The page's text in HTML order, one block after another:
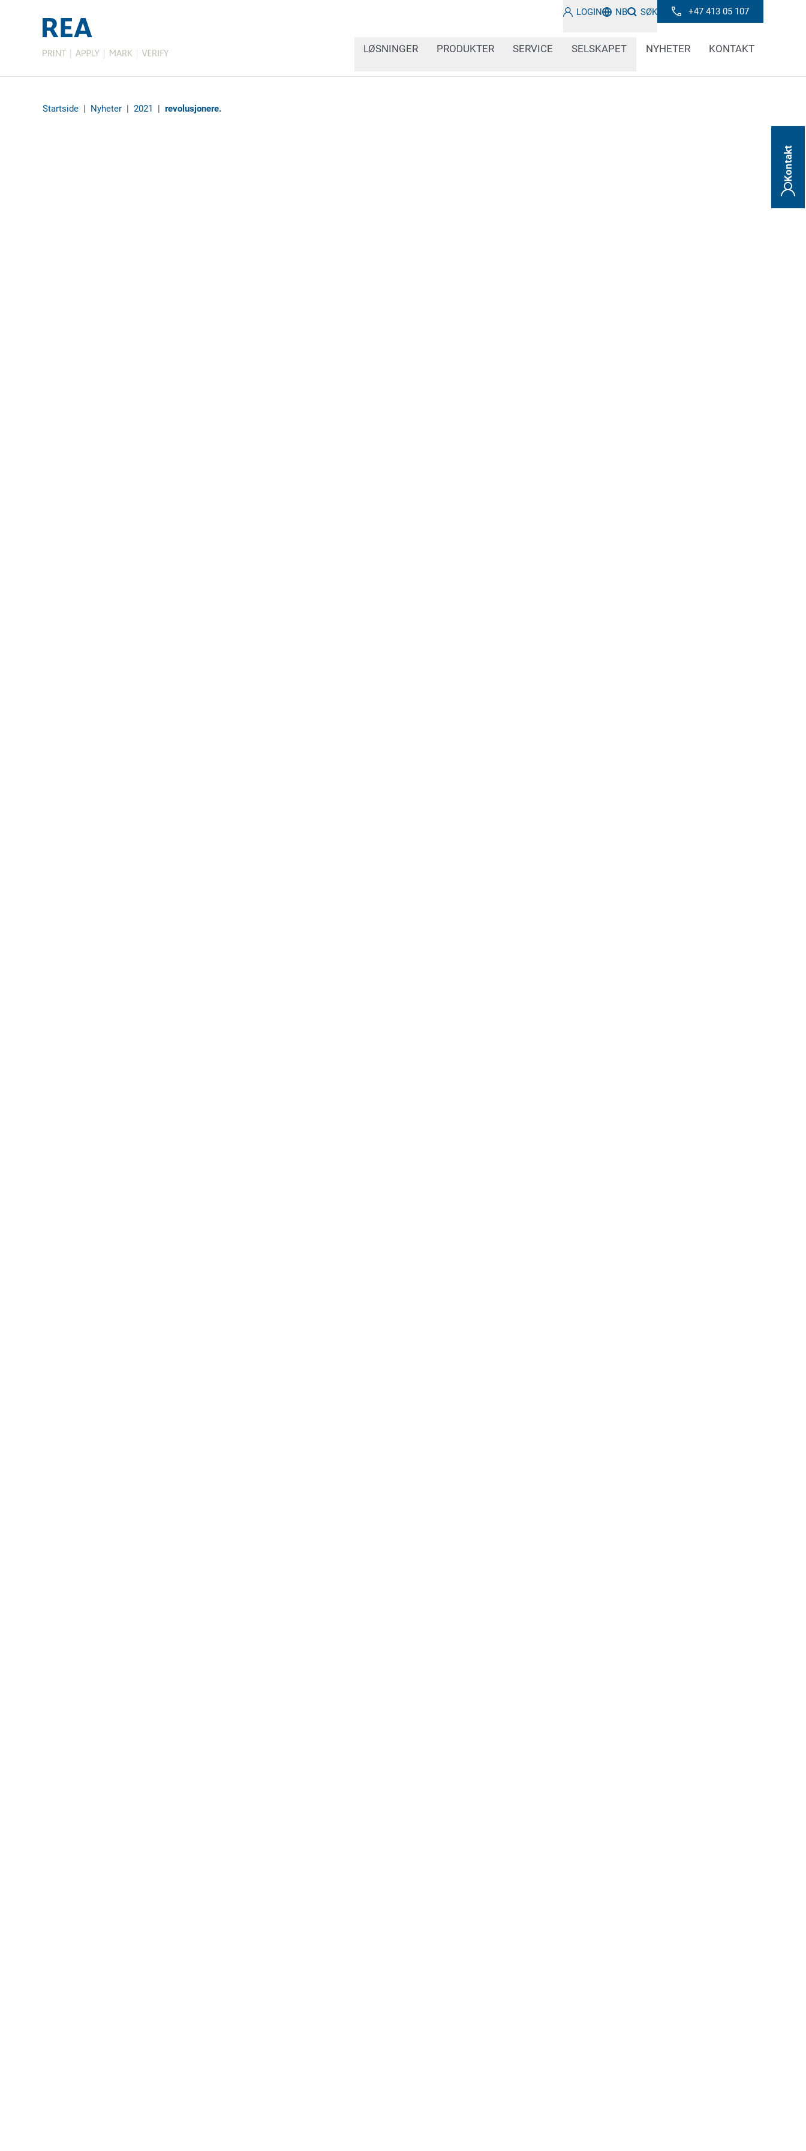
LOGIN NB SØK +47 413 05 107
LØSNINGER PRODUKTER SERVICE SELSKAPET NYHETER KONTAKT
Startside | Nyheter | 2021 | revolusjonere.
Kontakt